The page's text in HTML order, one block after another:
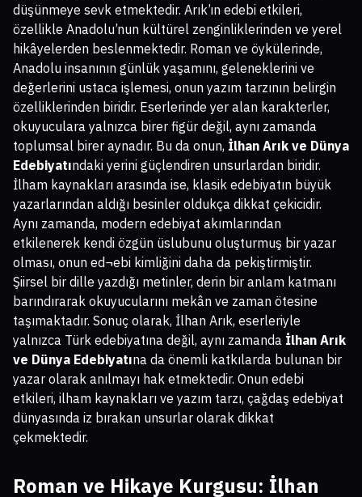
düşünmeye sevk etmektedir. Arık’ın edebi etkileri,
özellikle Anadolu’nun kültürel zenginliklerinden ve yerel
hikâyelerden beslenmektedir. Roman ve öykülerinde,
Anadolu insanının günlük yaşamını, geleneklerini ve
değerlerini ustaca işlemesi, onun yazım tarzının belirgin
özelliklerinden biridir. Eserlerinde yer alan karakterler,
okuyuculara yalnızca birer figür değil, aynı zamanda
toplumsal birer aynadır. Bu da onun, İlhan Arık ve Dünya
Edebiyatındaki yerini güçlendiren unsurlardan biridir.
İlham kaynakları arasında ise, klasik edebiyatın büyük
yazarlarından aldığı besinler oldukça dikkat çekicidir.
Aynı zamanda, modern edebiyat akımlarından
etkilenerek kendi özgün üslubunu oluşturmuş bir yazar
olması, onun ed¬ebi kimliğini daha da pekiştirmiştir.
Şiirsel bir dille yazdığı metinler, derin bir anlam katmanı
barındırarak okuyucularını mekân ve zaman ötesine
taşımaktadır. Sonuç olarak, İlhan Arık, eserleriyle
yalnızca Türk edebiyatına değil, aynı zamanda İlhan Arık
ve Dünya Edebiyatına da önemli katkılarda bulunan bir
yazar olarak anılmayı hak etmektedir. Onun edebi
etkileri, ilham kaynakları ve yazım tarzı, çağdaş edebiyat
dünyasında iz bırakan unsurlar olarak dikkat
çekmektedir.
Roman ve Hikaye Kurgusu: İlhan